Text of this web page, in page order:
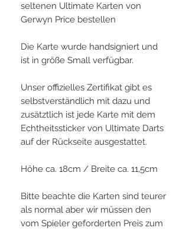
seltenen Ultimate Karten von
Gerwyn Price bestellen
Die Karte wurde handsigniert und
ist in größe Small verfügbar.
Unser offizielles Zertifikat gibt es
selbstverständlich mit dazu und
zusätztlich ist jede Karte mit dem
Echtheitssticker von Ultimate Darts
auf der Rückseite ausgestattet.
Höhe ca. 18cm / Breite ca. 11,5cm
Bitte beachte die Karten sind teurer
als normal aber wir müssen den
vom Spieler geforderten Preis zum